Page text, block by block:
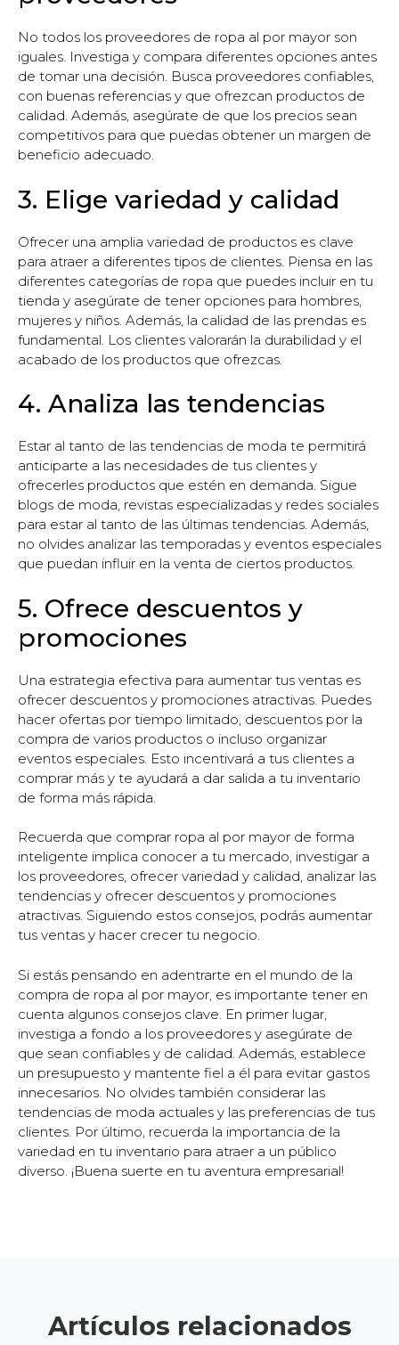
No todos los proveedores de ropa al por mayor son
iguales. Investiga y compara diferentes opciones antes
de tomar una decisión. Busca proveedores confiables,
con buenas referencias y que ofrezcan productos de
calidad. Además, asegúrate de que los precios sean
competitivos para que puedas obtener un margen de
beneficio adecuado.
3. Elige variedad y calidad
Ofrecer una amplia variedad de productos es clave
para atraer a diferentes tipos de clientes. Piensa en las
diferentes categorías de ropa que puedes incluir en tu
tienda y asegúrate de tener opciones para hombres,
mujeres y niños. Además, la calidad de las prendas es
fundamental. Los clientes valorarán la durabilidad y el
acabado de los productos que ofrezcas.
4. Analiza las tendencias
Estar al tanto de las tendencias de moda te permitirá
anticiparte a las necesidades de tus clientes y
ofrecerles productos que estén en demanda. Sigue
blogs de moda, revistas especializadas y redes sociales
para estar al tanto de las últimas tendencias. Además,
no olvides analizar las temporadas y eventos especiales
que puedan influir en la venta de ciertos productos.
5. Ofrece descuentos y
promociones
Una estrategia efectiva para aumentar tus ventas es
ofrecer descuentos y promociones atractivas. Puedes
hacer ofertas por tiempo limitado, descuentos por la
compra de varios productos o incluso organizar
eventos especiales. Esto incentivará a tus clientes a
comprar más y te ayudará a dar salida a tu inventario
de forma más rápida.
Recuerda que comprar ropa al por mayor de forma
inteligente implica conocer a tu mercado, investigar a
los proveedores, ofrecer variedad y calidad, analizar las
tendencias y ofrecer descuentos y promociones
atractivas. Siguiendo estos consejos, podrás aumentar
tus ventas y hacer crecer tu negocio.
Si estás pensando en adentrarte en el mundo de la
compra de ropa al por mayor, es importante tener en
cuenta algunos consejos clave. En primer lugar,
investiga a fondo a los proveedores y asegúrate de
que sean confiables y de calidad. Además, establece
un presupuesto y mantente fiel a él para evitar gastos
innecesarios. No olvides también considerar las
tendencias de moda actuales y las preferencias de tus
clientes. Por último, recuerda la importancia de la
variedad en tu inventario para atraer a un público
diverso. ¡Buena suerte en tu aventura empresarial!
Artículos relacionados